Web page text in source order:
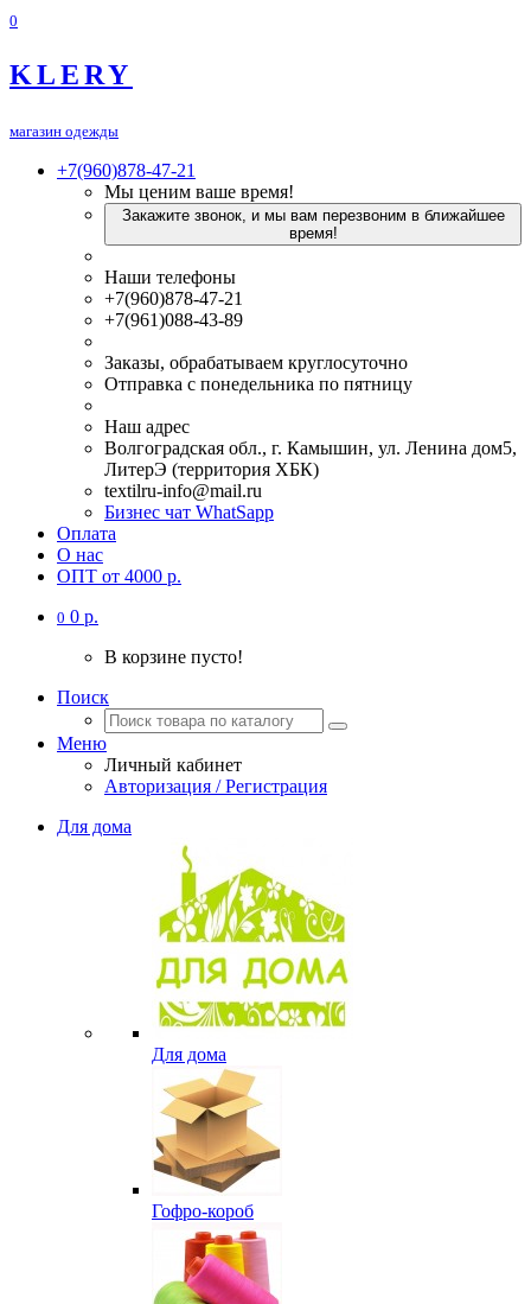
0
KLERY
магазин одежды
+7(960)878-47-21
Мы ценим ваше время!
Закажите звонок, и мы вам перезвоним в ближайшее
время!
Наши телефоны
+7(960)878-47-21
+7(961)088-43-89
Заказы, обрабатываем круглосуточно
Отправка с понедельника по пятницу
Наш адрес
Волгоградская обл., г. Камышин, ул. Ленина дом5,
ЛитерЭ (территория ХБК)
textilru-info@mail.ru
Бизнес чат WhatSapp
Оплата
О нас
ОПТ от 4000 р.
0 0 р.
В корзине пусто!
Поиск
Меню
Личный кабинет
Авторизация / Регистрация
Для дома
Для дома
Гофро-короб